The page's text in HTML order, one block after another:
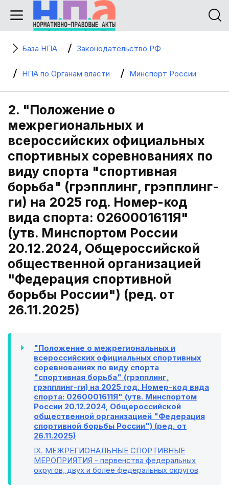
База НПА Законодательство РФ
НПА по Органам власти Минспорт России
2. "Положение о
межрегиональных и
всероссийских официальных
спортивных соревнованиях по
виду спорта "спортивная
борьба" (грэпплинг, грэпплинг-
ги) на 2025 год. Номер-код
вида спорта: 0260001611Я"
(утв. Минспортом России
20.12.2024, Общероссийской
общественной организацией
"Федерация спортивной
борьбы России") (ред. от
26.11.2025)
"Положение о межрегиональных и
всероссийских официальных спортивных
соревнованиях по виду спорта
"спортивная борьба" (грэпплинг,
грэпплинг-ги) на 2025 год. Номер-код вида
спорта: 0260001611Я" (утв. Минспортом
России 20.12.2024, Общероссийской
общественной организацией "Федерация
спортивной борьбы России") (ред. от
26.11.2025)
IX. МЕЖРЕГИОНАЛЬНЫЕ СПОРТИВНЫЕ
МЕРОПРИЯТИЯ - первенства федеральных
округов, двух и более федеральных округов